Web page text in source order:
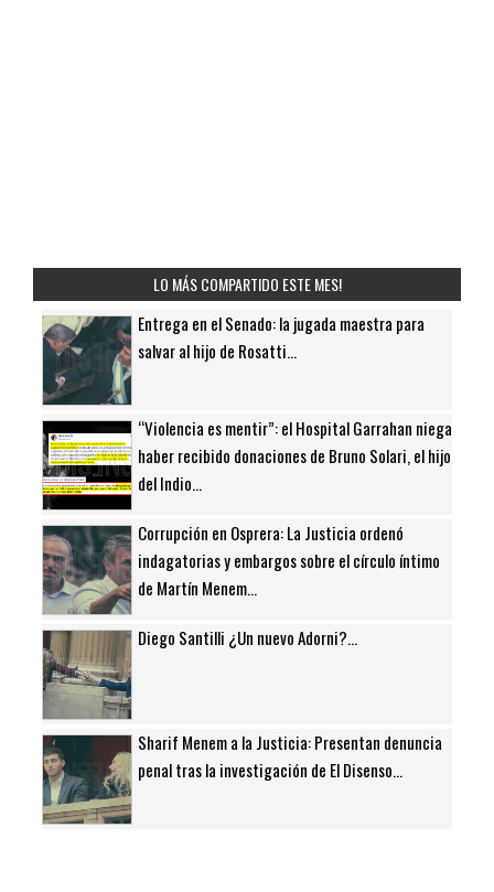
LO MÁS COMPARTIDO ESTE MES!
Entrega en el Senado: la jugada maestra para
salvar al hijo de Rosatti...
“Violencia es mentir”: el Hospital Garrahan niega
haber recibido donaciones de Bruno Solari, el hijo
del Indio...
Corrupción en Osprera: La Justicia ordenó
indagatorias y embargos sobre el círculo íntimo
de Martín Menem...
Diego Santilli ¿Un nuevo Adorni?...
Sharif Menem a la Justicia: Presentan denuncia
penal tras la investigación de El Disenso...